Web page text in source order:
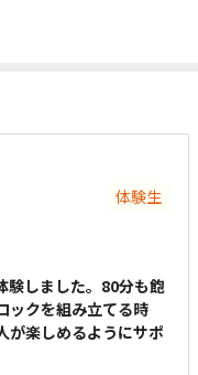
体験生
験しました。80分も飽
ックを組み立てる時
が楽しめるようにサポ